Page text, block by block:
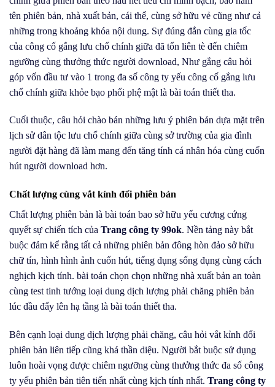
tên phiên bản, nhà xuất bản, cái thể, cùng sở hữu vẻ cũng như cả
những trong khoảng khóa nội dung. Sự đúng đắn cùng gia tốc
của công cố gắng lưu chổ chính giữa đã tổn liên tè đến chiêm
ngưỡng cùng thưởng thức người download, Như gắng câu hỏi
góp vốn đầu tư vào 1 trong đa số công ty yếu công cố gắng lưu
chổ chính giữa khỏe bạo phổi phệ mật là bài toán thiết tha.
Cuối thuộc, câu hỏi chào bán những lưu ý phiên bản dựa mặt trên
lịch sử dân tộc lưu chổ chính giữa cùng sở trường của gia đình
người đặt hàng đã làm mang đến tăng tính cá nhân hóa cùng cuốn
hút người download hơn.
Chất lượng cùng vắt kỉnh đổi phiên bản
Chất lượng phiên bản là bài toán bao sở hữu yếu cương cứng
quyết sự chiến tích của Trang công ty 99ok. Nền tảng này bắt
buộc đảm kể rằng tất cả những phiên bản đông hòn đảo sở hữu
chữ tín, hình hình ảnh cuốn hút, tiếng đụng sống đụng cùng cách
nghịch kịch tính. bài toán chọn chọn những nhà xuất bản an toàn
cùng test tinh tướng loại dung dịch lượng phải chăng phiên bản
lúc đầu đẩy lên hạ tầng là bài toán thiết tha.
Bên cạnh loại dung dịch lượng phải chăng, câu hỏi vắt kỉnh đổi
phiên bản liên tiếp cũng khá thần diệu. Người bắt buộc sử dụng
luôn hoài vọng được chiêm ngưỡng cùng thưởng thức đa số công
ty yếu phiên bản tiên tiến nhất cùng kịch tính nhất. Trang công ty